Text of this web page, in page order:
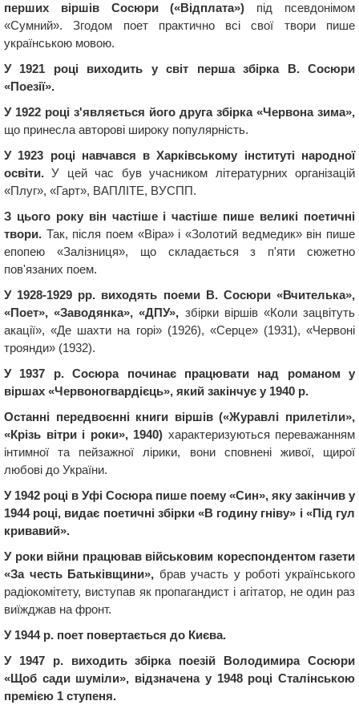
перших віршів Сосюри («Відплата») під псевдонімом
«Сумний». Згодом поет практично всі свої твори пише
українською мовою.
У 1921 році виходить у світ перша збірка В. Сосюри
«Поезії».
У 1922 році з'являється його друга збірка «Червона зима»,
що принесла авторові широку популярність.
У 1923 році навчався в Харківському інституті народної
освіти. У цей час був учасником літературних організацій
«Плуг», «Гарт», ВАПЛІТЕ, ВУСПП.
З цього року він частіше і частіше пише великі поетичні
твори. Так, після поем «Віра» і «Золотий ведмедик» він пише
епопею «Залізниця», що складається з п'яти сюжетно
пов'язаних поем.
У 1928-1929 рр. виходять поеми В. Сосюри «Вчителька»,
«Поет», «Заводянка», «ДПУ», збірки віршів «Коли зацвітуть
акації», «Де шахти на горі» (1926), «Серце» (1931), «Червоні
троянди» (1932).
У 1937 р. Сосюра починає працювати над романом у
віршах «Червоногвардієць», який закінчує у 1940 р.
Останні передвоєнні книги віршів («Журавлі прилетіли»,
«Крізь вітри і роки», 1940) характеризуються переважанням
інтимної та пейзажної лірики, вони сповнені живої, щирої
любові до України.
У 1942 році в Уфі Сосюра пише поему «Син», яку закінчив у
1944 році, видає поетичні збірки «В годину гніву» і «Під гул
кривавий».
У роки війни працював військовим кореспондентом газети
«За честь Батьківщини», брав участь у роботі українського
радіокомітету, виступав як пропагандист і агітатор, не один раз
виїжджав на фронт.
У 1944 р. поет повертається до Києва.
У 1947 р. виходить збірка поезій Володимира Сосюри
«Щоб сади шуміли», відзначена у 1948 році Сталінською
премією 1 ступеня.